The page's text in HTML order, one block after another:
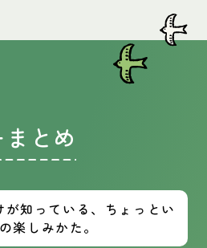
とめ
知っている、ちょっとい
楽しみかた。